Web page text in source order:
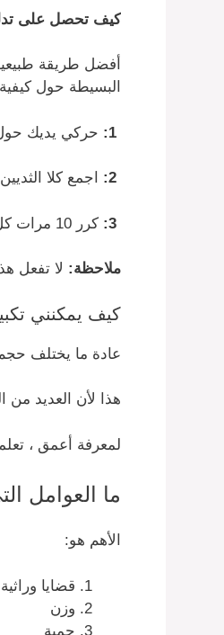
كيف تحصل على
أفضل طريقة
البسيطة حول
حركي يديك حول
اجمع كلا
كرر 10 مرات كل يوم باستخدام بعض الزيوت الطبيعية المذكورة أعلاه.
ملاحظة: لا تفعل
كيف يمكنني
عادة ما يختلف
هذا لأن العديد
لمعرفة أعمق ،
ما العوامل
الأهم هو:
قضايا وراثية
وزن
حمية